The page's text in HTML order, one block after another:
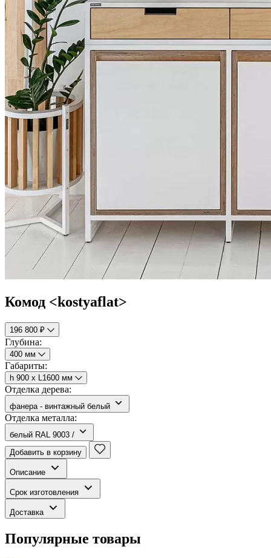
Комод <kostyaflat>
196 800 ₽
Глубина:
400 мм
Габариты:
h 900 х L1600 мм
Отделка дерева:
фанера - винтажный белый
Отделка металла:
белый RAL 9003 /
Добавить в корзину
Описание
Срок изготовления
Доставка
Популярные товары